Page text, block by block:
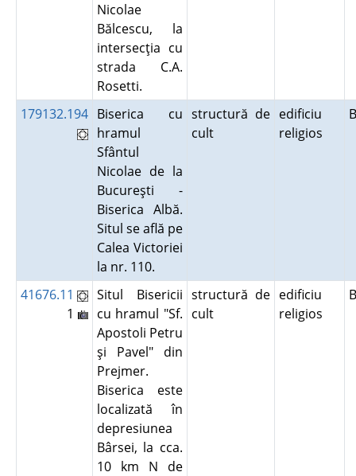
Nicolae
Bălcescu, la
intersecţia cu
strada C.A.
Rosetti.
179132.194 Biserica cu
hramul
Sfântul
Nicolae de la
Bucureşti -
Biserica Albă.
Situl se află pe
Calea Victoriei
la nr. 110.
structură de
cult
edificiu
religios
41676.11
1
Situl Bisericii
cu hramul "Sf.
Apostoli Petru
şi Pavel" din
Prejmer.
Biserica este
localizată în
depresiunea
Bârsei, la cca.
10 km N de
structură de
cult
edificiu
religios